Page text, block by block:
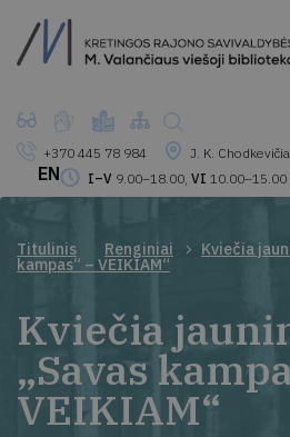
+370 445 78 984
J. K.
I–V 9.00–18.00, VI 10.00–15.00
EN
Titulinis Renginiai Kviečia
kampas“ – VEIKIAM“
Kviečia
„Savas
VEIKIAM“